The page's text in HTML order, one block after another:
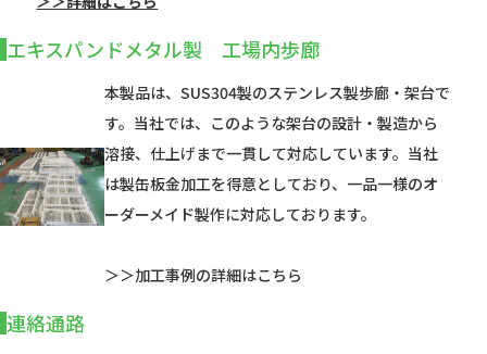
エキスパンドメタル製 工場内歩廊
本製品は、SUS304製のステンレス製歩廊・架台で
す。当社では、このような架台の設計・製造から
溶接、仕上げまで一貫して対応しています。当社
は製缶板金加工を得意としており、一品一様のオ
ーダーメイド製作に対応しております。
＞＞加工事例の詳細はこちら
連絡通路